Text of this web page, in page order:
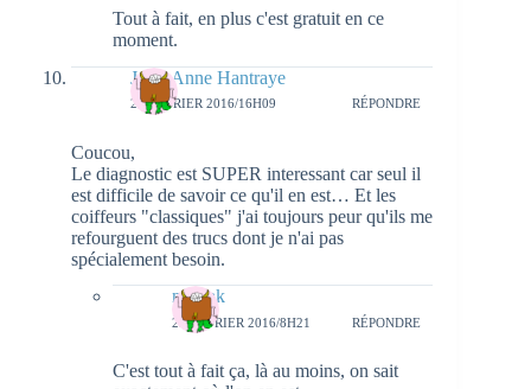
Tout à fait, en plus c'est gratuit en ce
moment.
Julie-Anne Hantraye
25 FÉVRIER 2016/16H09 RÉPONDRE
Coucou,
Le diagnostic est SUPER interessant car seul il
est difficile de savoir ce qu'il en est… Et les
coiffeurs "classiques" j'ai toujours peur qu'ils me
refourguent des trucs dont je n'ai pas
spécialement besoin.
natieak
29 FÉVRIER 2016/8H21 RÉPONDRE
C'est tout à fait ça, là au moins, on sait